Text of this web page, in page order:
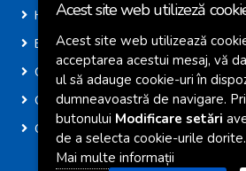
Harta site
E-Consultare
Calendar Colectare AVE
Centre de Colectare Deșeuri
GIS Căbești
Acest site web utilizeză
Acest site web utilizează
acceptarea acestui mesaj, vă
ul să adauge cookie-uri în
dumneavoastră de navigare.
butonului Modificare setări
de a selecta cookie-urile dorite.
Mai multe informații